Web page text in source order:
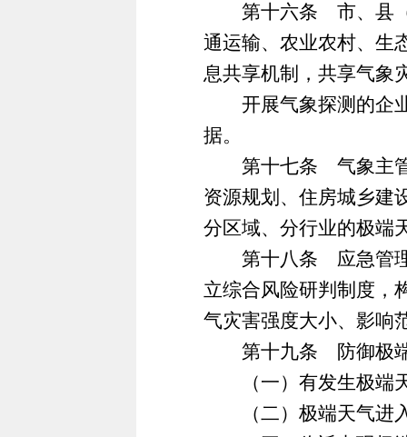
第十六条 市、县（
通运输、农业农村、生
息共享机制，共享气象
开展气象探测的企业
据。
第十七条 气象主管
资源规划、住房城乡建
分区域、分行业的极端
第十八条 应急管理
立综合风险研判制度，
气灾害强度大小、影响
第十九条 防御极端
（一）有发生极端天
（二）极端天气进入